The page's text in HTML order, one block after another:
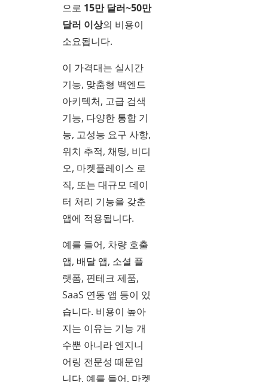
으로 15만 달러~50만
달러 이상의 비용이
소요됩니다.
이 가격대는 실시간
기능, 맞춤형 백엔드
아키텍처, 고급 검색
기능, 다양한 통합 기
능, 고성능 요구 사항,
위치 추적, 채팅, 비디
오, 마켓플레이스 로
직, 또는 대규모 데이
터 처리 기능을 갖춘
앱에 적용됩니다.
예를 들어, 차량 호출
앱, 배달 앱, 소셜 플
랫폼, 핀테크 제품,
SaaS 연동 앱 등이 있
습니다. 비용이 높아
지는 이유는 기능 개
수뿐 아니라 엔지니
어링 전문성 때문입
니다. 예를 들어, 마켓